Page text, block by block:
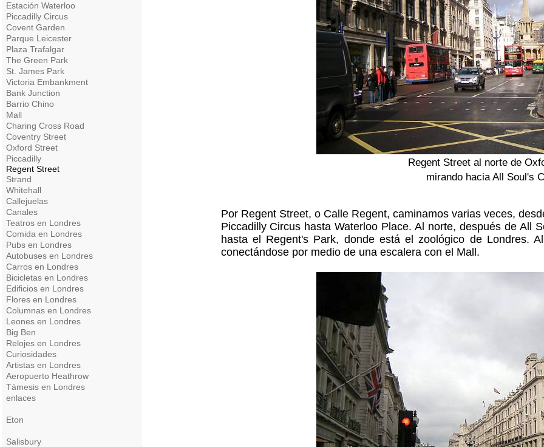
Estación Waterloo
Piccadilly Circus
Covent Garden
Parque Leicester
Plaza Trafalgar
The Green Park
St. James Park
Victoria Embankment
Bank Junction
Barrio Chino
Mall
Charing Cross Road
Coventry Street
Oxford Street
Piccadilly
Regent Street
Strand
Whitehall
Callejuelas
Canales
Teatros en Londres
Comida en Londres
Pubs en Londres
Autobuses en Londres
Carros en Londres
Bicicletas en Londres
Edificios en Londres
Flores en Londres
Columnas en Londres
Leones en Londres
Big Ben
Relojes en Londres
Curiosidades
Artistas en Londres
Aeropuerto Heathrow
Támesis en Londres
enlaces
Eton
Salisbury
Regent Street al norte de
mirando hacia All Soul's
Por Regent Street, o Calle Regent, caminamos varias veces,
Piccadilly Circus hasta Waterloo Place. Al norte, después de All
hasta el Regent's Park, donde está el zoológico de Londres.
conectándose por medio de una escalera con el Mall.